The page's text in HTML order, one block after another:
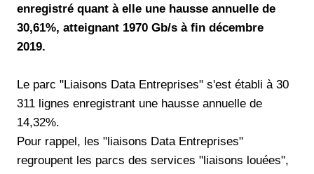
enregistré quant à elle une hausse annuelle de
30,61%, atteignant 1970 Gb/s à fin décembre
2019.
Le parc "Liaisons Data Entreprises" s'est établi à 30
311 lignes enregistrant une hausse annuelle de
14,32%.
Pour rappel, les "liaisons Data Entreprises"
regroupent les parcs des services "liaisons louées",